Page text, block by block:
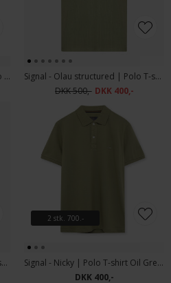
Mos Mosh - Dario polo knit | Polo T-shirt Estate Blue
Signal - Olau structured | Polo T-shirt Oil Green
DKK 500,- DKK 400,-
Signal - Olau structured | Polo T-shirt Warm Beige
2 stk. 700.-
Signal - Nicky | Polo T-shirt Oil Green
DKK 400,-